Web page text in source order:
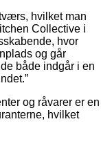
hvilket man
Collective i
hvor
og går
både indgår i en
og råvarer er en
hvilket